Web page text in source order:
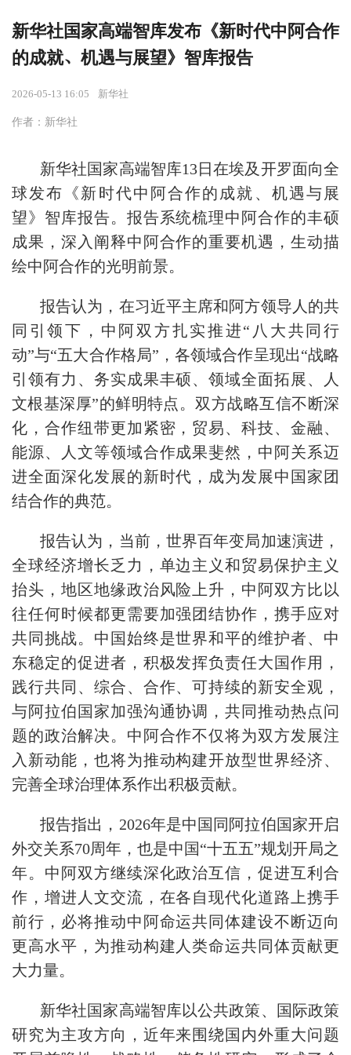
新华社国家高端智库发布《新时代中阿合作
的成就、机遇与展望》智库报告
2026-05-13 16:05 新华社
作者：新华社
新华社国家高端智库13日在埃及开罗面向全
球发布《新时代中阿合作的成就、机遇与展
望》智库报告。报告系统梳理中阿合作的丰硕
成果，深入阐释中阿合作的重要机遇，生动描
绘中阿合作的光明前景。
报告认为，在习近平主席和阿方领导人的共
同引领下，中阿双方扎实推进“八大共同行
动”与“五大合作格局”，各领域合作呈现出“战略
引领有力、务实成果丰硕、领域全面拓展、人
文根基深厚”的鲜明特点。双方战略互信不断深
化，合作纽带更加紧密，贸易、科技、金融、
能源、人文等领域合作成果斐然，中阿关系迈
进全面深化发展的新时代，成为发展中国家团
结合作的典范。
报告认为，当前，世界百年变局加速演进，
全球经济增长乏力，单边主义和贸易保护主义
抬头，地区地缘政治风险上升，中阿双方比以
往任何时候都更需要加强团结协作，携手应对
共同挑战。中国始终是世界和平的维护者、中
东稳定的促进者，积极发挥负责任大国作用，
践行共同、综合、合作、可持续的新安全观，
与阿拉伯国家加强沟通协调，共同推动热点问
题的政治解决。中阿合作不仅将为双方发展注
入新动能，也将为推动构建开放型世界经济、
完善全球治理体系作出积极贡献。
报告指出，2026年是中国同阿拉伯国家开启
外交关系70周年，也是中国“十五五”规划开局之
年。中阿双方继续深化政治互信，促进互利合
作，增进人文交流，在各自现代化道路上携手
前行，必将推动中阿命运共同体建设不断迈向
更高水平，为推动构建人类命运共同体贡献更
大力量。
新华社国家高端智库以公共政策、国际政策
研究为主攻方向，近年来围绕国内外重大问题